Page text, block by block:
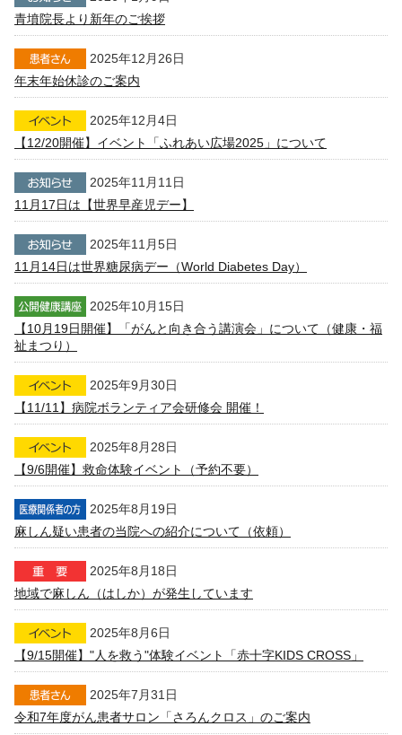
青墳院長より新年のご挨拶
2025年12月26日
年末年始休診のご案内
2025年12月4日
【12/20開催】イベント「ふれあい広場2025」について
2025年11月11日
11月17日は【世界早産児デー】
2025年11月5日
11月14日は世界糖尿病デー（World Diabetes Day）
2025年10月15日
【10月19日開催】「がんと向き合う講演会」について（健康・福
祉まつり）
2025年9月30日
【11/11】病院ボランティア会研修会 開催！
2025年8月28日
【9/6開催】救命体験イベント（予約不要）
2025年8月19日
麻しん疑い患者の当院への紹介について（依頼）
2025年8月18日
地域で麻しん（はしか）が発生しています
2025年8月6日
【9/15開催】"人を救う"体験イベント「赤十字KIDS CROSS」
2025年7月31日
令和7年度がん患者サロン「さろんクロス」のご案内